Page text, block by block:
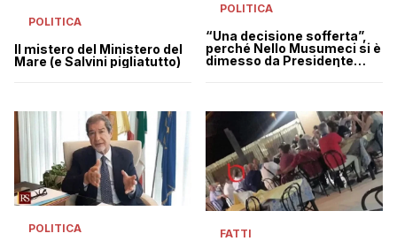
POLITICA
Il mistero del Ministero del
Mare (e Salvini pigliatutto)
POLITICA
“Una decisione sofferta”,
perché Nello Musumeci si è
dimesso da Presidente
POLITICA FATTI